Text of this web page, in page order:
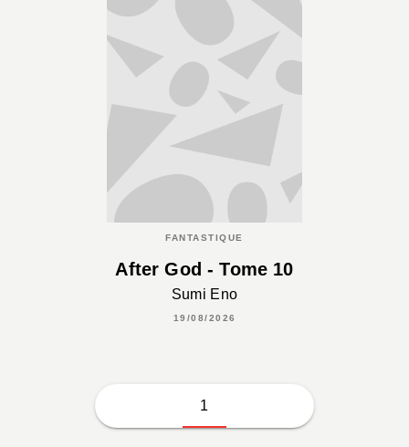
FANTASTIQUE
After God - Tome 10
Sumi Eno
19/08/2026
1